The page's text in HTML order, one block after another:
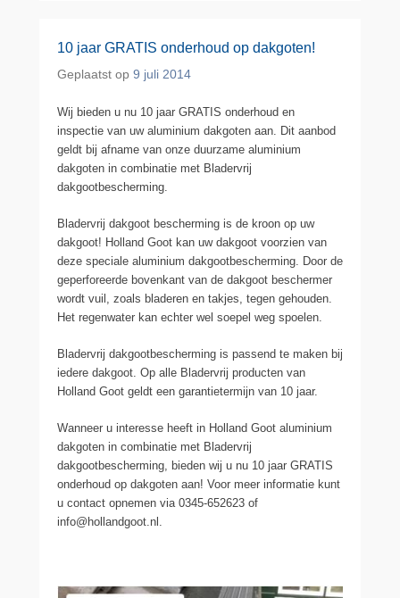
10 jaar GRATIS onderhoud op dakgoten!
Geplaatst op 9 juli 2014
Wij bieden u nu 10 jaar GRATIS onderhoud en
inspectie van uw aluminium dakgoten aan. Dit aanbod
geldt bij afname van onze duurzame aluminium
dakgoten in combinatie met Bladervrij
dakgootbescherming.
Bladervrij dakgoot bescherming is de kroon op uw
dakgoot! Holland Goot kan uw dakgoot voorzien van
deze speciale aluminium dakgootbescherming. Door de
geperforeerde bovenkant van de dakgoot beschermer
wordt vuil, zoals bladeren en takjes, tegen gehouden.
Het regenwater kan echter wel soepel weg spoelen.
Bladervrij dakgootbescherming is passend te maken bij
iedere dakgoot. Op alle Bladervrij producten van
Holland Goot geldt een garantietermijn van 10 jaar.
Wanneer u interesse heeft in Holland Goot aluminium
dakgoten in combinatie met Bladervrij
dakgootbescherming, bieden wij u nu 10 jaar GRATIS
onderhoud op dakgoten aan! Voor meer informatie kunt
u contact opnemen via 0345-652623 of
info@hollandgoot.nl.